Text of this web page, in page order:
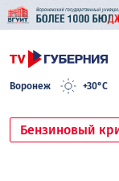
Воронеж +30°C
Бензиновый